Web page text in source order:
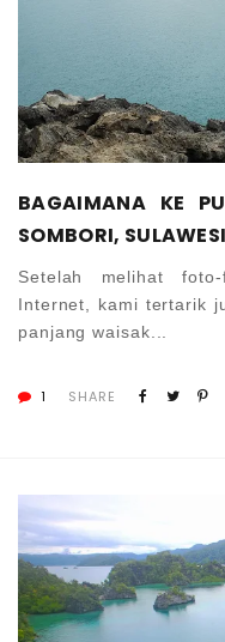
BAGAIMANA KE
SOMBORI, SULAWESI
Setelah melihat
Internet, kami tertarik
panjang waisak...
1 SHARE